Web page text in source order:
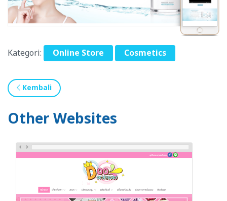
Kategori: Online Store Cosmetics
Kembali
Other Websites